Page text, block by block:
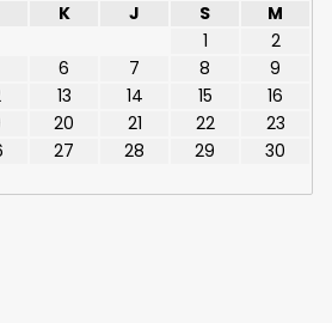
K J S
M
1
2
6 7 8
9
13 14 15
16
20 21 22
23
27 28 29
30